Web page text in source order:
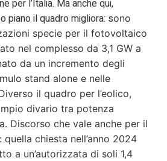
per l’Italia. Ma anche qui,
piano il quadro migliora: sono
specie per il fotovoltaico
nel complesso da 3,1 GW a
da un incremento degli
stand alone e nelle
il quadro per l’eolico,
divario tra potenza
Discorso che vale anche per il
chiesta nell’anno 2024
a un’autorizzata di soli 1,4